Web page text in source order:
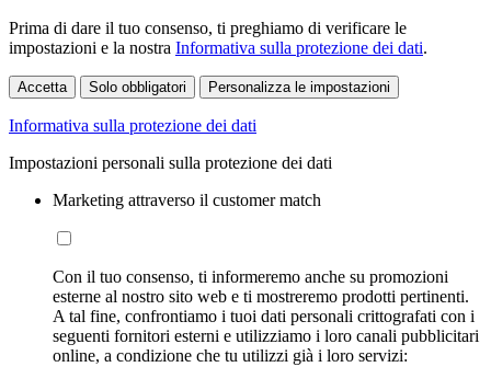
Prima di dare il tuo consenso, ti preghiamo di verificare le
impostazioni e la nostra Informativa sulla protezione dei dati.
Accetta Solo obbligatori Personalizza le impostazioni
Informativa sulla protezione dei dati
Impostazioni personali sulla protezione dei dati
Marketing attraverso il customer match
Con il tuo consenso, ti informeremo anche su promozioni
esterne al nostro sito web e ti mostreremo prodotti pertinenti.
A tal fine, confrontiamo i tuoi dati personali crittografati con i
seguenti fornitori esterni e utilizziamo i loro canali pubblicitari
online, a condizione che tu utilizzi già i loro servizi: